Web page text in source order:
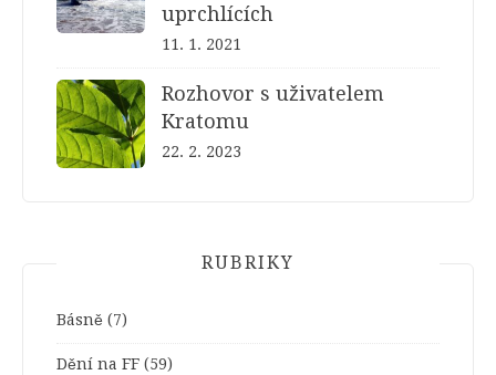
uprchlících
11. 1. 2021
Rozhovor s uživatelem
Kratomu
22. 2. 2023
RUBRIKY
Básně (7)
Dění na FF (59)